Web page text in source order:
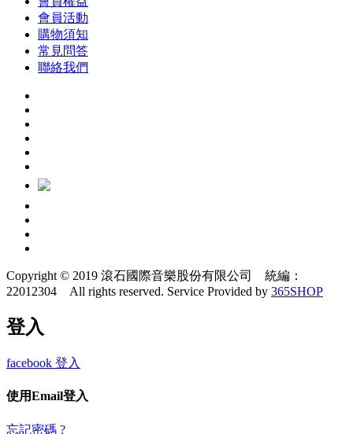
會員活動
購物須知
常見問答
聯絡我們
Copyright © 2019 滾石國際音樂股份有限公司 統編：
22012304 All rights reserved. Service Provided by 365SHOP
登入
facebook 登入
使用Email登入
忘記密碼 ?